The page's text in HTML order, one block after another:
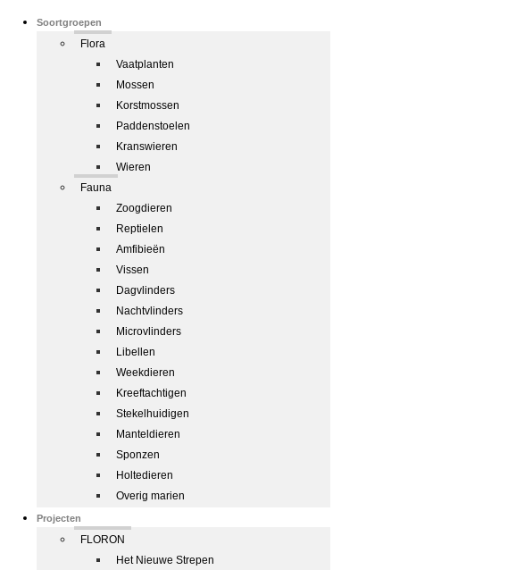
Soortgroepen
Flora
Vaatplanten
Mossen
Korstmossen
Paddenstoelen
Kranswieren
Wieren
Fauna
Zoogdieren
Reptielen
Amfibieën
Vissen
Dagvlinders
Nachtvlinders
Microvlinders
Libellen
Weekdieren
Kreeftachtigen
Stekelhuidigen
Manteldieren
Sponzen
Holtedieren
Overig marien
Projecten
FLORON
Het Nieuwe Strepen